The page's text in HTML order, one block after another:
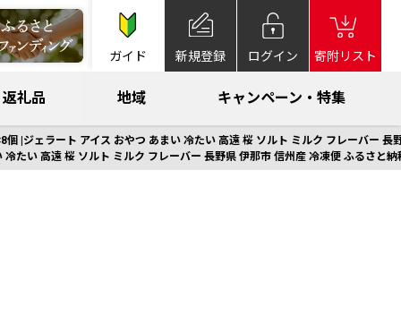
ガイド 新規登録 ログイン 寄附リスト
返礼品 地域 キャンペーン・特集
|ジェラート アイス おやつ あまい 冷たい 高遠 桜 ソルト ミルク フレーバー 長
い 高遠 桜 ソルト ミルク フレーバー 長野県 伊那市 信州産 冷凍便 ふるさと